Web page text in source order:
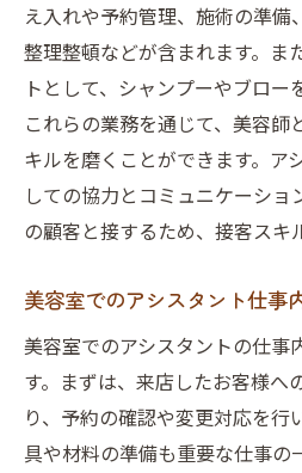
え入れや予約管理、施術の準備
整理整頓などが含まれます。ま
トとして、シャンプーやブロー
これらの業務を通じて、美容師
キルを磨くことができます。ア
しての協力とコミュニケーショ
の顧客と接するため、接客スキ
美容室でのアシスタント仕事
美容室でのアシスタントの仕事
す。まずは、来店したお客様へ
り、予約の確認や変更対応を行
具や材料の準備も重要な仕事の